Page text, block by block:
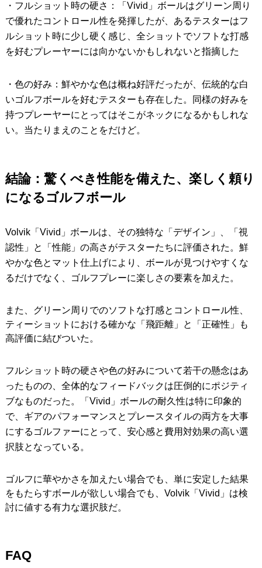
・フルショット時の硬さ：「Vivid」ボールはグリーン周り
で優れたコントロール性を発揮したが、あるテスターはフ
ルショット時に少し硬く感じ、全ショットでソフトな打感
を好むプレーヤーには向かないかもしれないと指摘した
・色の好み：鮮やかな色は概ね好評だったが、伝統的な白
いゴルフボールを好むテスターも存在した。同様の好みを
持つプレーヤーにとってはそこがネックになるかもしれな
い。当たりまえのことをだけど。
結論：驚くべき性能を備えた、楽しく頼り
になるゴルフボール
Volvik「Vivid」ボールは、その独特な「デザイン」、「視
認性」と「性能」の高さがテスターたちに評価された。鮮
やかな色とマット仕上げにより、ボールが見つけやすくな
るだけでなく、ゴルフプレーに楽しさの要素を加えた。
また、グリーン周りでのソフトな打感とコントロール性、
ティーショットにおける確かな「飛距離」と「正確性」も
高評価に結びついた。
フルショット時の硬さや色の好みについて若干の懸念はあ
ったものの、全体的なフィードバックは圧倒的にポジティ
ブなものだった。「Vivid」ボールの耐久性は特に印象的
で、ギアのパフォーマンスとプレースタイルの両方を大事
にするゴルファーにとって、安心感と費用対効果の高い選
択肢となっている。
ゴルフに華やかさを加えたい場合でも、単に安定した結果
をもたらすボールが欲しい場合でも、Volvik「Vivid」は検
討に値する有力な選択肢だ。
FAQ